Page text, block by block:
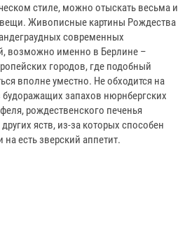
стиле, можно отыскать весьма и
вещи. Живописные картины Рождества
современных
возможно именно в Берлине –
городов, где подобный
вполне уместно. Не обходится на
будоражащих запахов нюрнбергских
рождественского печенья
яств, из-за которых способен
есть зверский аппетит.